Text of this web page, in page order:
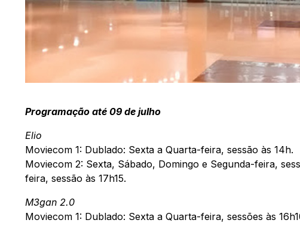
Programação até 09 de julho
Elio
Moviecom 1: Dublado: Sexta a Quarta-feira, sessão às 14h.
Moviecom 2: Sexta, Sábado, Domingo e Segunda-feira,
feira, sessão às 17h15.
M3gan 2.0
Moviecom 1: Dublado: Sexta a Quarta-feira, sessões às